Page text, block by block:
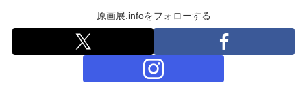
原画展.infoをフォローする